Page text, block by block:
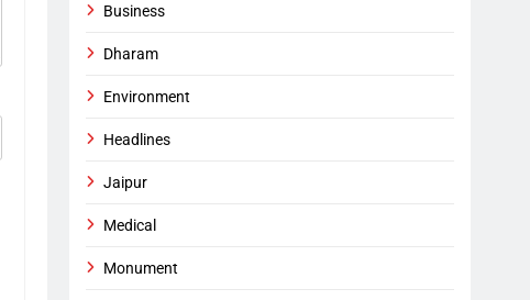
Business
Dharam
Environment
Headlines
Jaipur
Medical
Monument